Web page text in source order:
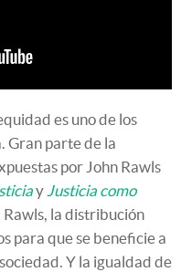
es uno de los
Gran parte de la
por John Rawls
y Justicia como
Rawls, la distribución
para que se beneficie a
Y la igualdad de